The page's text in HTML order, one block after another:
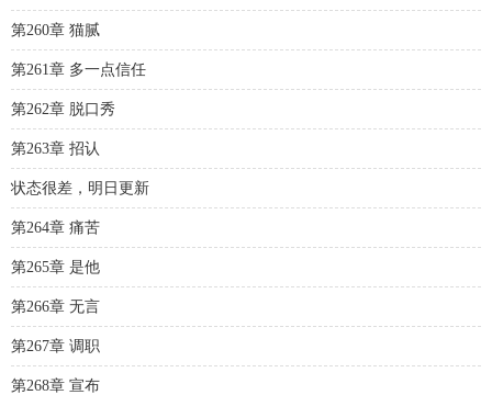
第260章 猫腻
第261章 多一点信任
第262章 脱口秀
第263章 招认
状态很差，明日更新
第264章 痛苦
第265章 是他
第266章 无言
第267章 调职
第268章 宣布